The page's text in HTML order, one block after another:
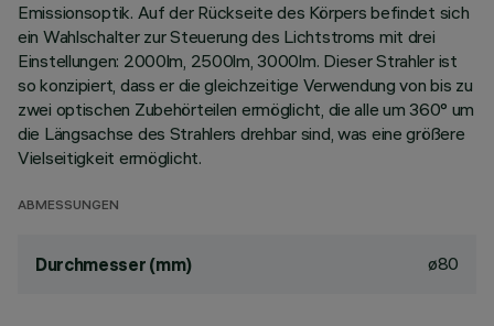
Emissionsoptik. Auf der Rückseite des Körpers befindet sich
ein Wahlschalter zur Steuerung des Lichtstroms mit drei
Einstellungen: 2000lm, 2500lm, 3000lm. Dieser Strahler ist
so konzipiert, dass er die gleichzeitige Verwendung von bis zu
zwei optischen Zubehörteilen ermöglicht, die alle um 360° um
die Längsachse des Strahlers drehbar sind, was eine größere
Vielseitigkeit ermöglicht.
ABMESSUNGEN
Durchmesser (mm) ø80